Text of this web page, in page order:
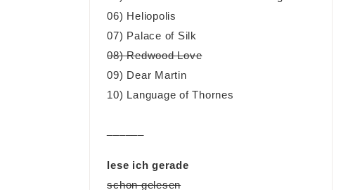
06) Heliopolis
07) Palace of Silk
08) Redwood Love
09) Dear Martin
10) Language of Thornes
lese ich gerade
schon gelesen